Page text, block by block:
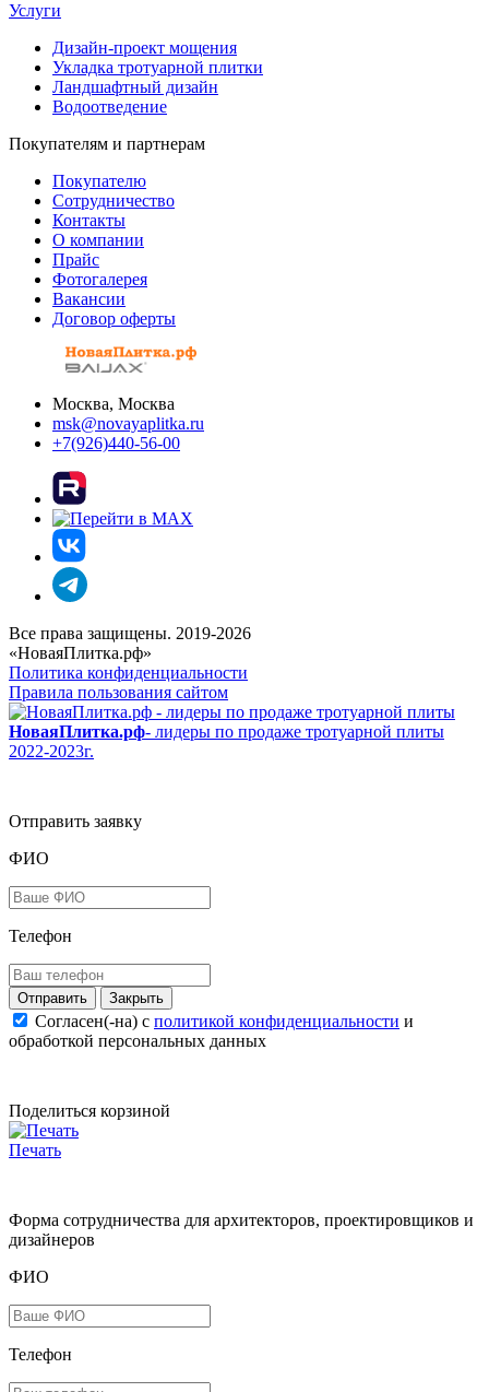
Услуги
Дизайн-проект мощения
Укладка тротуарной плитки
Ландшафтный дизайн
Водоотведение
Покупателям и партнерам
Покупателю
Сотрудничество
Контакты
О компании
Прайс
Фотогалерея
Вакансии
Договор оферты
Москва, Москва
msk@novayaplitka.ru
+7(926)440-56-00
Все права защищены. 2019-2026
«НоваяПлитка.рф»
Политика конфиденциальности
Правила пользования сайтом
НоваяПлитка.рф- лидеры по продаже тротуарной плиты
2022-2023г.
Отправить заявку
ФИО
Телефон
Закрыть
Согласен(-на) c политикой конфиденциальности и
обработкой персональных данных
Поделиться корзиной
Печать
Форма сотрудничества для архитекторов, проектировщиков и
дизайнеров
ФИО
Телефон